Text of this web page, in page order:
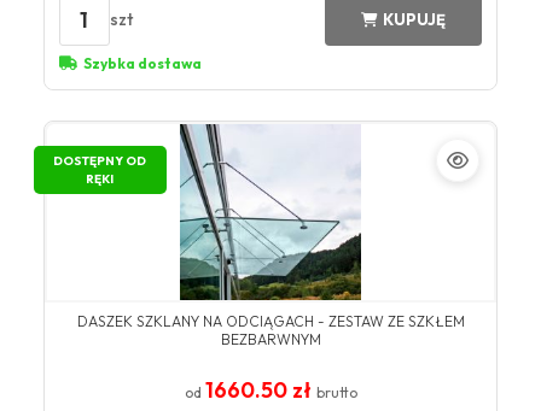
1 szt KUPUJĘ
Szybka dostawa
DOSTĘPNY OD
RĘKI
DASZEK SZKLANY NA ODCIĄGACH - ZESTAW ZE SZKŁEM
BEZBARWNYM
od 1660.50 zł brutto